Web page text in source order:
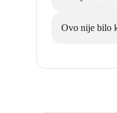
Ovo nije bilo